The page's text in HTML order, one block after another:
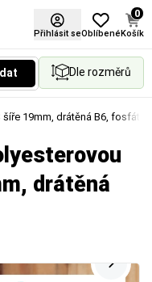
Přihlásit seOblíbené
0
Košík
Dle rozměrů
19mm, drátěná B6, fosfát
drátěná